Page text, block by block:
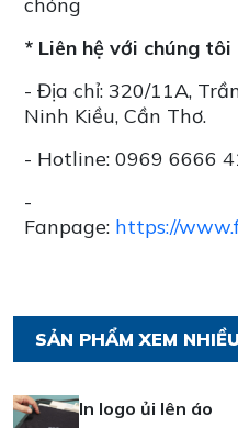
chóng
* Liên hệ với chúng tôi
- Địa chỉ: 320/11A,
Ninh Kiều, Cần Thơ.
- Hotline: 0969 6666
-
Fanpage: https://
SẢN PHẨM XEM
In logo ủi lên áo